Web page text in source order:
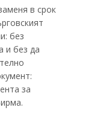
в срок
без
и без да
за